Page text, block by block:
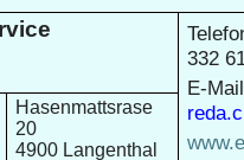
332
E-
Hasenmattsrase
20
4900 Langenthal